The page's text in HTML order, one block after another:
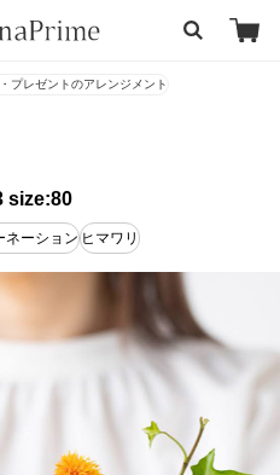
プレゼントのアレンジメント
size:80
ネーションヒマワリ